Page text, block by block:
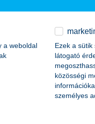
a weboldal
Ezek a
látogató
közösségi
személyes